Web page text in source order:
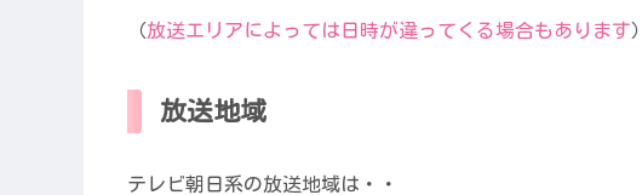
（放送エリアによっては日時が違ってくる場合もあります）
放送地域
テレビ朝日系の放送地域は・・